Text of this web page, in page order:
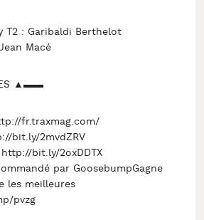
T2 : Garibaldi Berthelot
Macé
▲▬▬
fr.traxmag.com/
bit.ly/2mvdZRV
bit.ly/2oxDDTX
par GoosebumpGagne
les meilleures
pvzg